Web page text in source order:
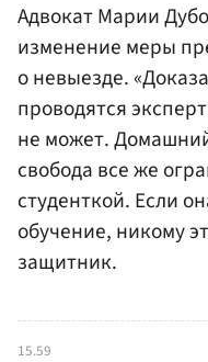
Адвокат Марии
изменение меры
о невыезде.
проводятся
не может.
свобода все же
студенткой. Если
обучение, никому
защитник.
15.59